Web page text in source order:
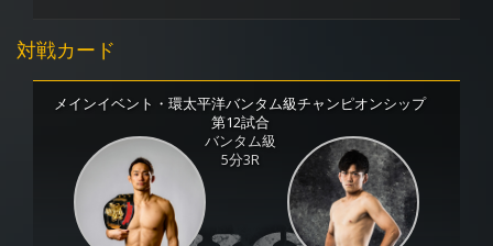
対戦カード
メインイベント・環太平洋バンタム級チャンピオンシップ
第12試合
バンタム級
5分3R